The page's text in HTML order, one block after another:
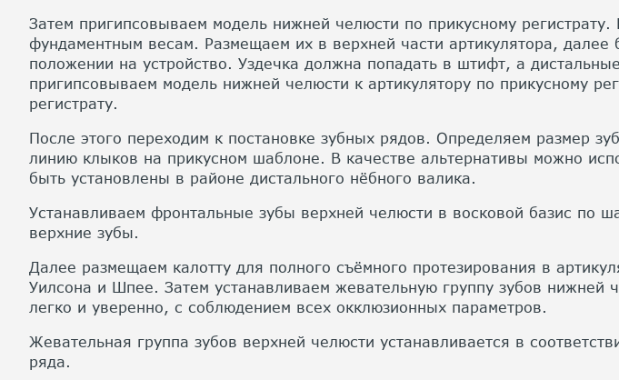
Затем пригипсовываем модель нижней челюсти по прикусному
фундаментным весам. Размещаем их в верхней части артикулятора,
положении на устройство. Уздечка должна попадать в штифт, а
пригипсовываем модель нижней челюсти к артикулятору по прикусному
регистрату.
После этого переходим к постановке зубных рядов. Определяем размер
линию клыков на прикусном шаблоне. В качестве альтернативы можно
быть установлены в районе дистального нёбного валика.
Устанавливаем фронтальные зубы верхней челюсти в восковой базис по
верхние зубы.
Далее размещаем калотту для полного съёмного протезирования в
Уилсона и Шпее. Затем устанавливаем жевательную группу зубов нижней
легко и уверенно, с соблюдением всех окклюзионных параметров.
Жевательная группа зубов верхней челюсти устанавливается в
ряда.